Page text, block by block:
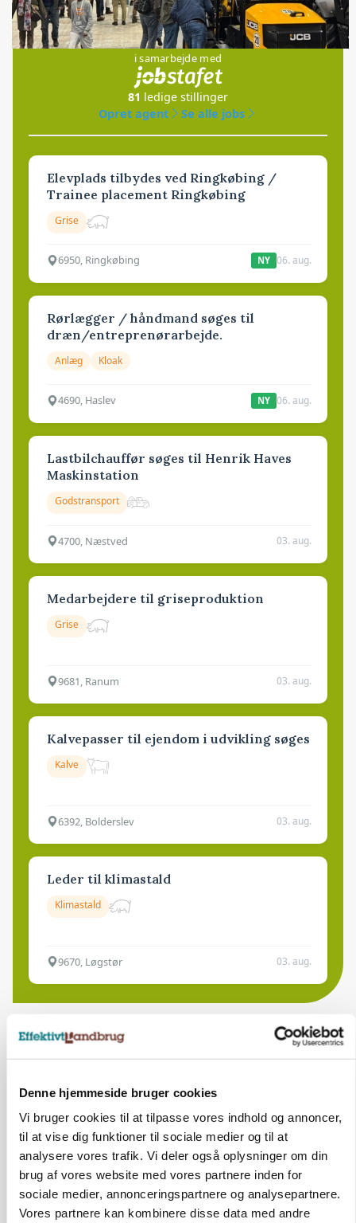
Denne hjemmeside bruger cookies
Vi bruger cookies til at tilpasse vores indhold og annoncer,
til at vise dig funktioner til sociale medier og til at
analysere vores trafik. Vi deler også oplysninger om din
brug af vores website med vores partnere inden for
sociale medier, annonceringspartnere og analysepartnere.
Vores partnere kan kombinere disse data med andre
Jobs
i samarbejde med
81 ledige stillinger
Opret agent
Se alle jobs
Elevplads tilbydes ved Ringkøbing /
Trainee placement Ringkøbing
Grise
6950, Ringkøbing NY 06. aug.
Rørlægger / håndmand søges til
dræn/entreprenørarbejde.
Anlæg Kloak
4690, Haslev NY 06. aug.
Lastbilchauffør søges til Henrik Haves
Maskinstation
Godstransport
4700, Næstved 03. aug.
Medarbejdere til griseproduktion
Grise
9681, Ranum 03. aug.
Kalvepasser til ejendom i udvikling søges
Kalve
6392, Bolderslev 03. aug.
Leder til klimastald
Klimastald
9670, Løgstør 03. aug.
GRISE